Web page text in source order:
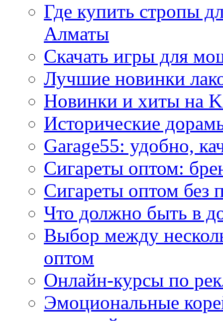
Где купить стропы
Алматы
Скачать игры для
Лучшие новинки
Новинки и хиты на
Исторические
Garage55: удобно,
Сигареты оптом:
Сигареты оптом без
Что должно быть в
Выбор между
оптом
Онлайн-курсы по
Эмоциональные